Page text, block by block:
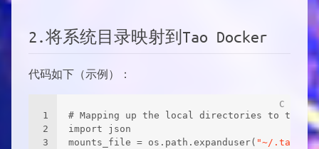
2.将系统目录映射到Tao Docker
代码如下（示例）：
1
2
3
# Mapping up the local directories to the
import json
mounts_file = os.path.expanduser( "~/